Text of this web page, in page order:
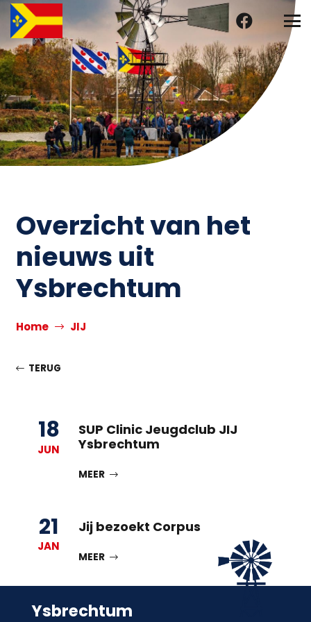
Overzicht van het
nieuws uit
Ysbrechtum
Home JIJ
TERUG
18
JUN
SUP Clinic Jeugdclub JIJ
Ysbrechtum
MEER
21
JAN
Jij bezoekt Corpus
MEER
Ysbrechtum